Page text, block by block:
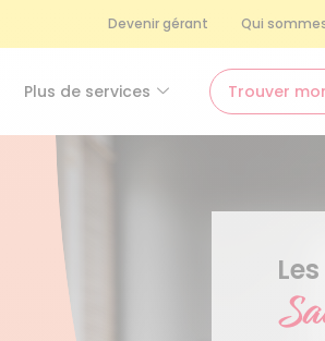
Devenir gérant Qui
Plus de services Trouver